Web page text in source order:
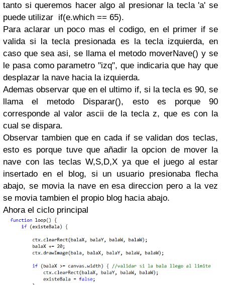
tanto si queremos hacer algo al presionar la tecla 'a' se
puede utilizar if(e.which == 65).
Para aclarar un poco mas el codigo, en el primer if se
valida si la tecla presionada es la tecla izquierda, en
caso que sea asi, se llama el metodo moverNave() y se
le pasa como parametro "izq", que indicaria que hay que
desplazar la nave hacia la izquierda.
Ademas observar que en el ultimo if, si la tecla es 90, se
llama el metodo Disparar(), esto es porque 90
corresponde al valor ascii de la tecla z, que es con la
cual se dispara.
Observar tambien que en cada if se validan dos teclas,
esto es porque tuve que añadir la opcion de mover la
nave con las teclas W,S,D,X ya que el juego al estar
insertado en el blog, si un usuario presionaba flecha
abajo, se movia la nave en esa direccion pero a la vez
se movia tambien el propio blog hacia abajo.
Ahora el ciclo principal